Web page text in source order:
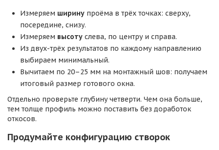
Измеряем ширину проёма в трёх точках: сверху,
посередине, снизу.
Измеряем высоту слева, по центру и справа.
Из двух-трёх результатов по каждому направлению
выбираем минимальный.
Вычитаем по 20–25 мм на монтажный шов: получаем
итоговый размер готового окна.
Отдельно проверьте глубину четверти. Чем она больше,
тем толще профиль можно поставить без доработок
откосов.
Продумайте конфигурацию створок